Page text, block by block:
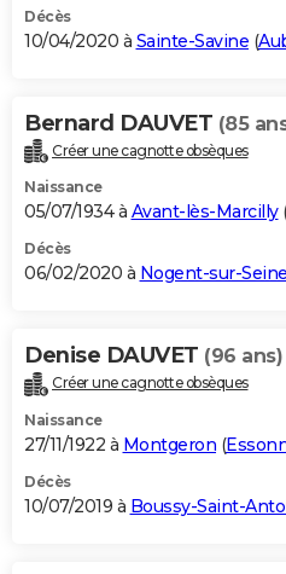
Décès
10/04/2020 à Sainte-Savine (
Bernard DAUVET (85
Créer une cagnotte obsèques
Naissance
05/07/1934 à Avant-lès-Marcilly
Décès
06/02/2020 à Nogent-sur-Seine
Denise DAUVET (96 ans)
Créer une cagnotte obsèques
Naissance
27/11/1922 à Montgeron (
Décès
10/07/2019 à Boussy-Saint-